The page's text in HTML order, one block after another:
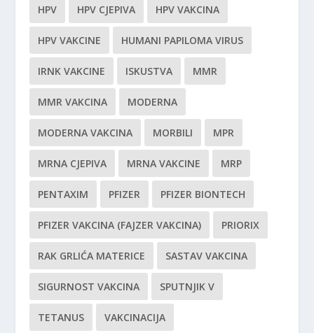
HPV HPV CJEPIVA HPV VAKCINA
HPV VAKCINE HUMANI PAPILOMA VIRUS
IRNK VAKCINE ISKUSTVA MMR
MMR VAKCINA MODERNA
MODERNA VAKCINA MORBILI MPR
MRNA CJEPIVA MRNA VAKCINE MRP
PENTAXIM PFIZER PFIZER BIONTECH
PFIZER VAKCINA (FAJZER VAKCINA) PRIORIX
RAK GRLIĆA MATERICE SASTAV VAKCINA
SIGURNOST VAKCINA SPUTNJIK V
TETANUS VAKCINACIJA